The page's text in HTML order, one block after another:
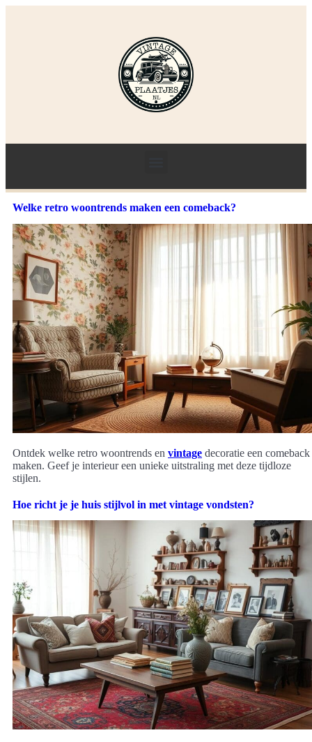
Welke retro woontrends maken een comeback?
Ontdek welke retro woontrends en vintage decoratie een comeback
maken. Geef je interieur een unieke uitstraling met deze tijdloze
stijlen.
Hoe richt je je huis stijlvol in met vintage vondsten?